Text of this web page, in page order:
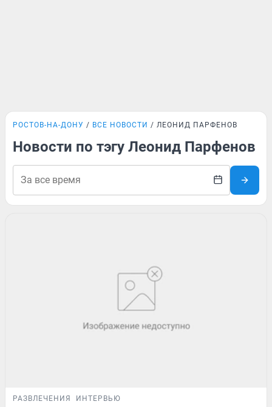
РОСТОВ-НА-ДОНУ ВСЕ НОВОСТИ ЛЕОНИД ПАРФЕНОВ
Новости по тэгу Леонид Парфенов
РАЗВЛЕЧЕНИЯ ИНТЕРВЬЮ